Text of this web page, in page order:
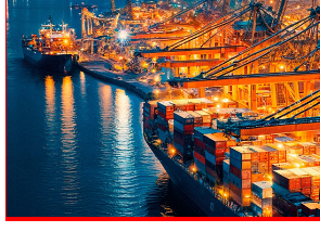
Sostenibilidad
soychile
soy arica
soyiquique